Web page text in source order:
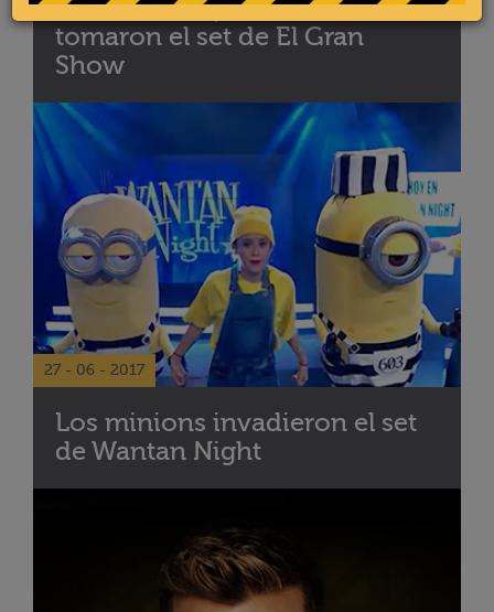
Los minions prisioneros
tomaron el set de El Gran
Show
27 - 06 - 2017
Los minions invadieron el set
de Wantan Night